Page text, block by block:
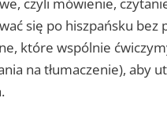
czyli mówienie,
się po hiszpańsku
które wspólnie
na tłumaczenie), aby